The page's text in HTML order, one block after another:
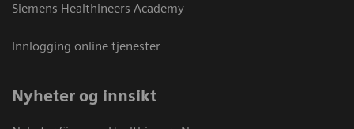
Siemens Healthineers Academy
Innlogging online tjenester
Nyheter og innsikt